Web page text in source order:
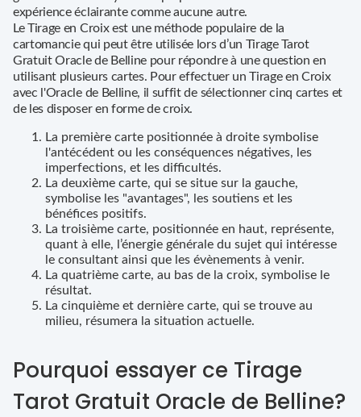
expérience éclairante comme aucune autre.
Le Tirage en Croix est une méthode populaire de la
cartomancie qui peut être utilisée lors d’un Tirage Tarot
Gratuit Oracle de Belline pour répondre à une question en
utilisant plusieurs cartes. Pour effectuer un Tirage en Croix
avec l'Oracle de Belline, il suffit de sélectionner cinq cartes et
de les disposer en forme de croix.
La première carte positionnée à droite symbolise
l'antécédent ou les conséquences négatives, les
imperfections, et les difficultés.
La deuxième carte, qui se situe sur la gauche,
symbolise les "avantages", les soutiens et les
bénéfices positifs.
La troisième carte, positionnée en haut, représente,
quant à elle, l’énergie générale du sujet qui intéresse
le consultant ainsi que les évènements à venir.
La quatrième carte, au bas de la croix, symbolise le
résultat.
La cinquième et dernière carte, qui se trouve au
milieu, résumera la situation actuelle.
Pourquoi essayer ce Tirage
Tarot Gratuit Oracle de Belline?